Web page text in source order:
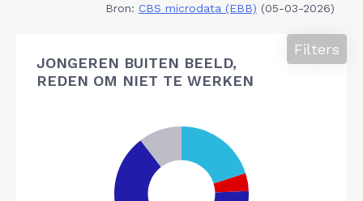
Bron: CBS microdata (EBB) (05-03-2026)
JONGEREN BUITEN BEELD,
REDEN OM NIET TE WERKEN
Filters